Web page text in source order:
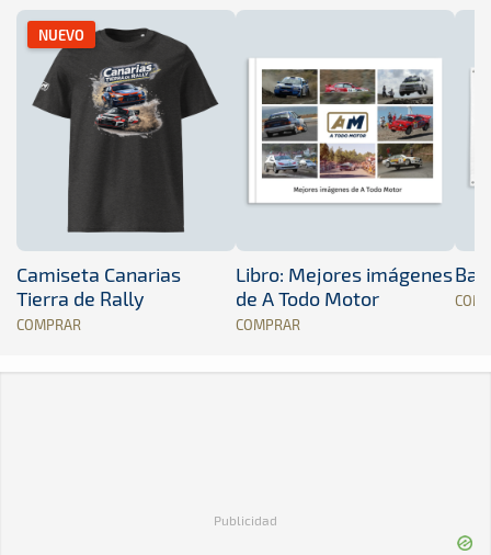
NUEVO
Camiseta Canarias
Tierra de Rally
COMPRAR
Libro: Mejores imágenes
de A Todo Motor
COMPRAR
Publicidad